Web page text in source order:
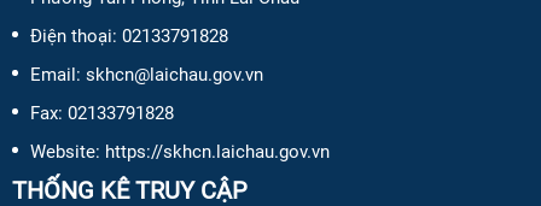
Điện thoại: 02133791828
Email: skhcn@laichau.gov.vn
Fax: 02133791828
Website: https://skhcn.laichau.gov.vn
THỐNG KÊ TRUY CẬP